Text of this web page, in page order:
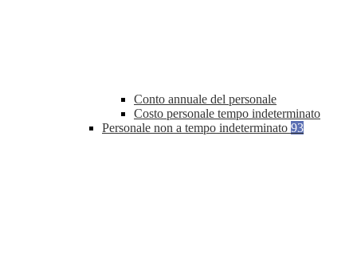
Conto annuale del personale
Costo personale tempo indeterminato
Personale non a tempo indeterminato 93